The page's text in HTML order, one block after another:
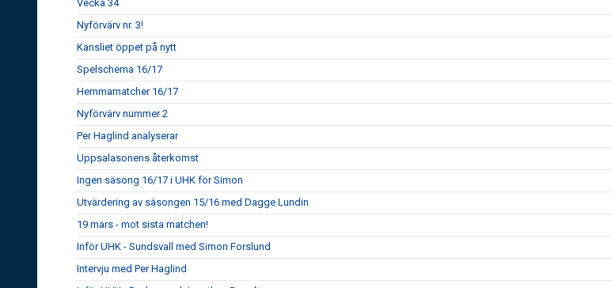
Vecka 34
Nyförvärv nr. 3!
Kansliet öppet på nytt
Spelschema 16/17
Hemmamatcher 16/17
Nyförvärv nummer 2
Per Haglind analyserar
Uppsalasonens återkomst
Ingen säsong 16/17 i UHK för Simon
Utvärdering av säsongen 15/16 med Dagge Lundin
19 mars - mot sista matchen!
Inför UHK - Sundsvall med Simon Forslund
Intervju med Per Haglind